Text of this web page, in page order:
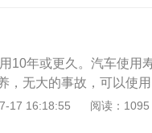
10年或更久。汽车使用
，无大的事故，可以使
国还没有类似的经验数
17 16:18:55 阅读：1095